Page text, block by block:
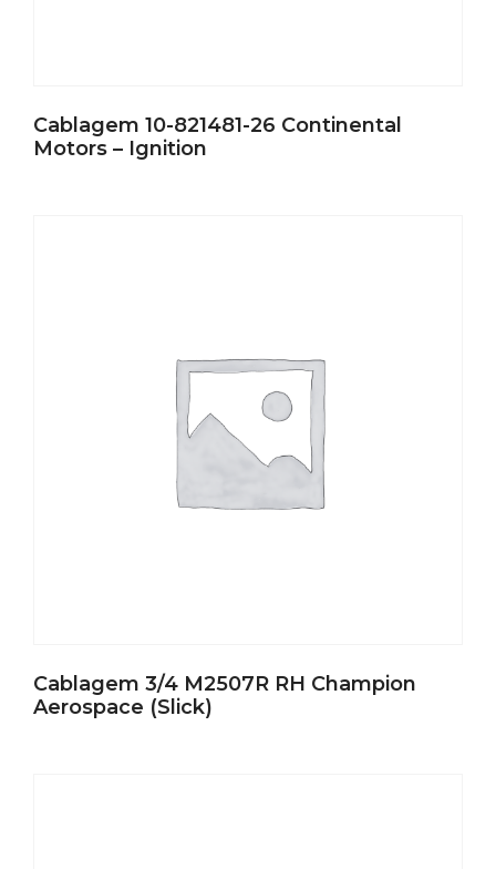
Cablagem 10-821481-26 Continental
Motors – Ignition
Cablagem 3/4 M2507R RH Champion
Aerospace (Slick)